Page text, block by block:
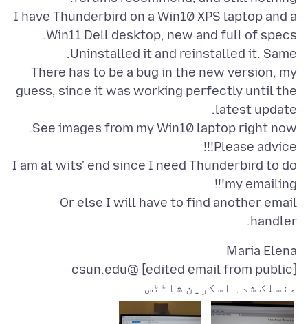
I have Thunderbird on a Win10 XPS laptop and a
There has to be a bug in the new version, my
guess, since it was working perfectly until the
I am at wits' end since I need Thunderbird to do
Or else I will have to find another email
handler.
[edited email from public] @csun.edu
منسلک شدہ اسکرین شاٹٹس